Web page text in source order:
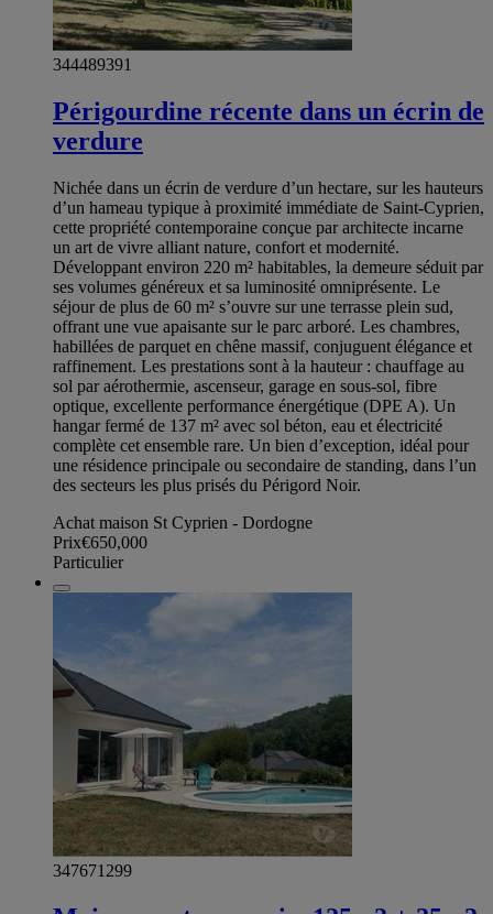
344489391
Périgourdine récente dans un écrin de
verdure
Nichée dans un écrin de verdure d’un hectare, sur les hauteurs
d’un hameau typique à proximité immédiate de Saint-Cyprien,
cette propriété contemporaine conçue par architecte incarne
un art de vivre alliant nature, confort et modernité.
Développant environ 220 m² habitables, la demeure séduit par
ses volumes généreux et sa luminosité omniprésente. Le
séjour de plus de 60 m² s’ouvre sur une terrasse plein sud,
offrant une vue apaisante sur le parc arboré. Les chambres,
habillées de parquet en chêne massif, conjuguent élégance et
raffinement. Les prestations sont à la hauteur : chauffage au
sol par aérothermie, ascenseur, garage en sous-sol, fibre
optique, excellente performance énergétique (DPE A). Un
hangar fermé de 137 m² avec sol béton, eau et électricité
complète cet ensemble rare. Un bien d’exception, idéal pour
une résidence principale ou secondaire de standing, dans l’un
des secteurs les plus prisés du Périgord Noir.
Achat maison St Cyprien - Dordogne
Prix€650,000
Particulier
347671299